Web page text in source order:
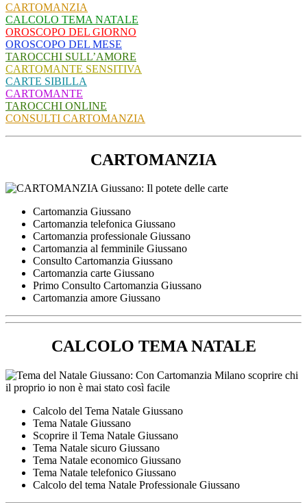
CARTOMANZIA
CALCOLO TEMA NATALE
OROSCOPO DEL GIORNO
OROSCOPO DEL MESE
TAROCCHI SULL’AMORE
CARTOMANTE SENSITIVA
CARTE SIBILLA
CARTOMANTE
TAROCCHI ONLINE
CONSULTI CARTOMANZIA
CARTOMANZIA
Cartomanzia Giussano
Cartomanzia telefonica Giussano
Cartomanzia professionale Giussano
Cartomanzia al femminile Giussano
Consulto Cartomanzia Giussano
Cartomanzia carte Giussano
Primo Consulto Cartomanzia Giussano
Cartomanzia amore Giussano
CALCOLO TEMA NATALE
Calcolo del Tema Natale Giussano
Tema Natale Giussano
Scoprire il Tema Natale Giussano
Tema Natale sicuro Giussano
Tema Natale economico Giussano
Tema Natale telefonico Giussano
Calcolo del tema Natale Professionale Giussano